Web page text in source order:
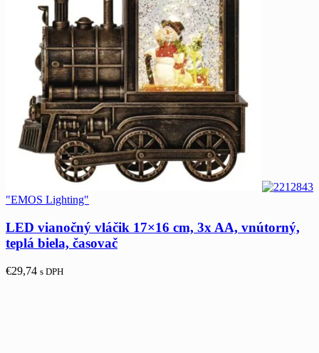
"EMOS Lighting"
LED vianočný vláčik 17×16 cm, 3x AA, vnútorný,
teplá biela, časovač
€29,74 s DPH